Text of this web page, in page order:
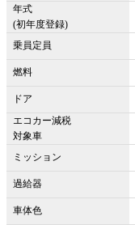
年式
(初年度登録)
乗員定員
燃料
ドア
エコカー減税
対象車
ミッション
過給器
車体色